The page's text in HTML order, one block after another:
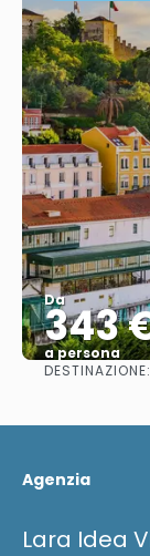
Da
343
a persona
DESTINAZIONE:
Agenzia
Lara Idea